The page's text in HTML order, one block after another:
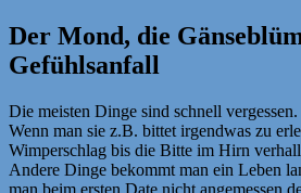
Der Mond, die
Gefühlsanfall
Die meisten Dinge sind schnell
Wenn man sie z.B. bittet irgendwas zu
Wimperschlag bis die Bitte im Hirn
Andere Dinge bekommt man ein Leben
man beim ersten Date nicht angemessen